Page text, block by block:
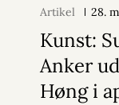
Artikel 28.
Kunst:
Anker
Høng i